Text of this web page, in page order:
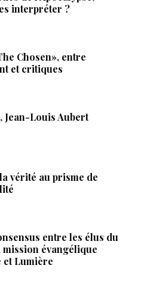
interpréter ?
Chosen», entre
et critiques
Jean-Louis Aubert
vérité au prisme de
entre les élus du
évangélique
et Lumière